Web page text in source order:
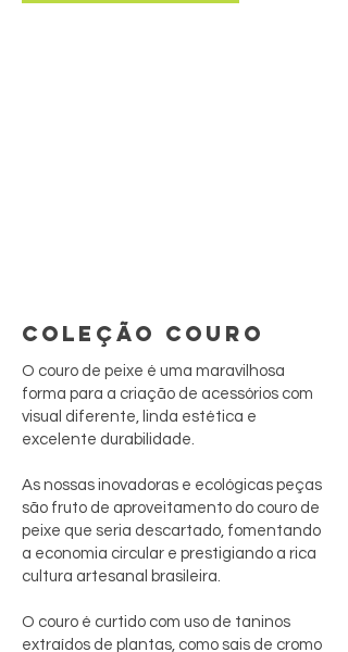
COLEÇÃO COURO
O couro de peixe é uma maravilhosa
forma para a criação de acessórios com
visual diferente, linda estética e
excelente durabilidade.
As nossas inovadoras e ecológicas peças
são fruto de aproveitamento do couro de
peixe que seria descartado, fomentando
a economia circular e prestigiando a rica
cultura artesanal brasileira.
O couro é curtido com uso de taninos
extraídos de plantas, como sais de cromo